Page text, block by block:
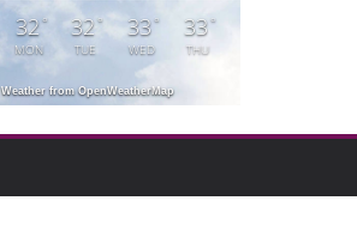
32°
MON
32 °
TUE
33°
WED
33°
THU
Weather from OpenWeatherMap